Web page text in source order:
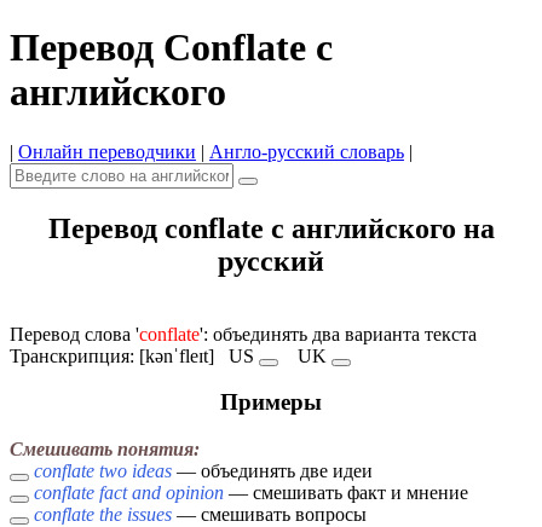
Перевод Conflate с
английского
| Онлайн переводчики | Англо-русский словарь |
Перевод conflate с английского на
русский
Перевод слова 'conflate': объединять два варианта текста
Транскрипция: [kənˈfleɪt] US UK
Примеры
Смешивать понятия:
conflate two ideas — объединять две идеи
conflate fact and opinion — смешивать факт и мнение
conflate the issues — смешивать вопросы